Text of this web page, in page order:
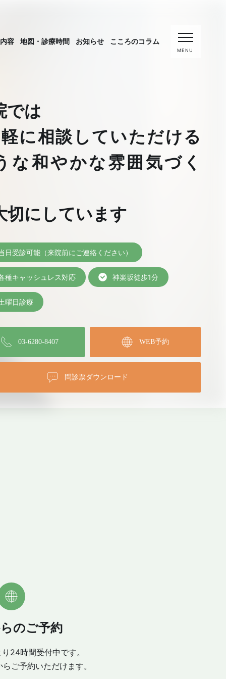
MENU
容 地図・診療時間 お知らせ こころのコラム
では
に相談していただける
な和やかな雰囲気づく
切にしています
日受診可能（来院前にご連絡ください）
種キャッシュレス対応 神楽坂徒歩1分
曜日診療
03-6280-8407 WEB予約
問診票ダウンロード
のご予約
24時間受付中です。
ご予約いただけます。